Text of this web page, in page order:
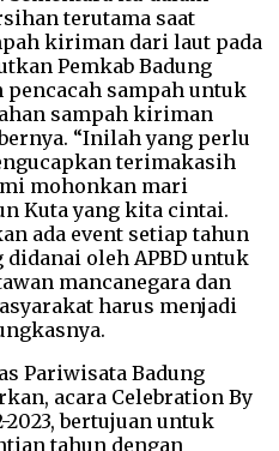
terutama saat
kiriman dari laut pada
Pemkab Badung
sampah untuk
sampah kiriman
“Inilah yang perlu
terimakasih
mohonkan mari
Kuta yang kita cintai.
ada event setiap tahun
oleh APBD untuk
mancanegara dan
harus menjadi
Pariwisata Badung
acara Celebration By
2023, bertujuan untuk
tahun dengan